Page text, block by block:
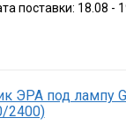
поставки: 18.08 -
ЭРА под лампу
2400)